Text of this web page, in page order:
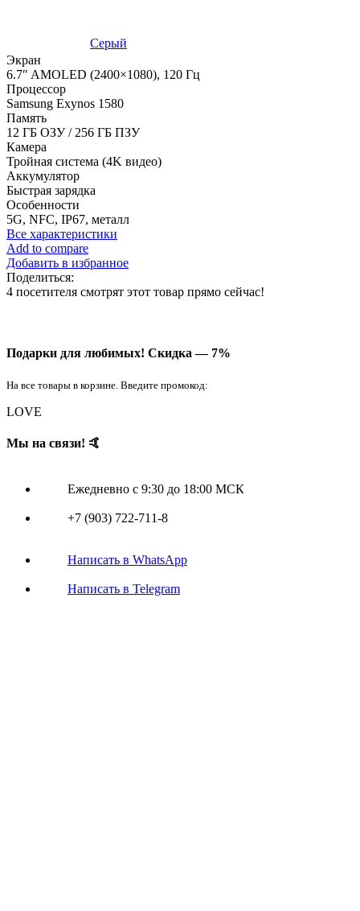
Серый
Экран
6.7″ AMOLED (2400×1080), 120 Гц
Процессор
Samsung Exynos 1580
Память
12 ГБ ОЗУ / 256 ГБ ПЗУ
Камера
Тройная система (4K видео)
Аккумулятор
Быстрая зарядка
Особенности
5G, NFC, IP67, металл
Все характеристики
Add to compare
Добавить в избранное
Поделиться:
4 посетителя смотрят этот товар прямо сейчас!
Подарки для любимых! Скидка — 7%
На все товары в корзине. Введите промокод:
LOVE
Мы на связи! 🤙
Ежедневно с 9:30 до 18:00 МСК
+7 (903) 722-711-8
Написать в WhatsApp
Написать в Telegram